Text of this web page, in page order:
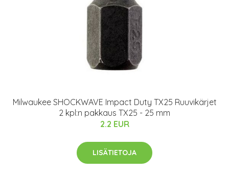
Milwaukee SHOCKWAVE Impact Duty TX25 Ruuvikärjet
2 kpl:n pakkaus TX25 - 25 mm
2.2 EUR
LISÄTIETOJA